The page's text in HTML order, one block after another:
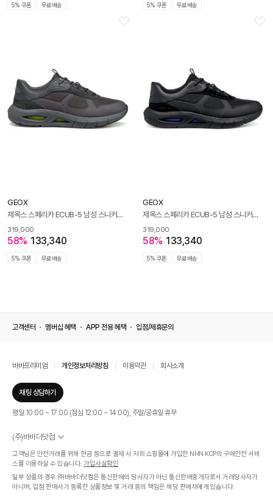
5% 쿠폰 무료배송 5% 쿠폰 무료배송
GEOX
제옥스 스페리카 ECUB-5 남성 스니커즈-그레이
319,000
58% 133,340
5% 쿠폰 무료배송
GEOX
제옥스 스페리카 ECUB-5 남성 스니커즈-블랙
319,000
58% 133,340
5% 쿠폰 무료배송
고객센터 멤버십 혜택 APP 전용 혜택 입점/제휴문의
바바프리미엄 개인정보처리방침 이용약관 회사소개
채팅 상담하기
평일 10:00 ~ 17:00 (점심 12:00 ~ 14:00), 주말/공휴일 휴무
(주)바바더닷컴
서울특별시 서초구 신반포로 339, 논현빌딩 (대표이사 : 문인식)
사업자 등록번호 569-86-01308
통신판매업신고번호 제 2019 - 서울 서초 - 1268호
개인정보관리책임자 : 김효영
고객님은 안전거래를 위해 현금 등으로 결제 시 저희 쇼핑몰에 가입한 NHN KCP의 구매안전 서비
스를 이용하실 수 있습니다. 가입사실확인
일부 상품의 경우 ㈜바바더닷컴은 통신판매의 당사자가 아닌 통신판매중개자로서 거래당사자가
아니며, 입점 판매사가 등록한 상품정보 및 거래 등의 책임은 해당 판매자에게 있습니다.